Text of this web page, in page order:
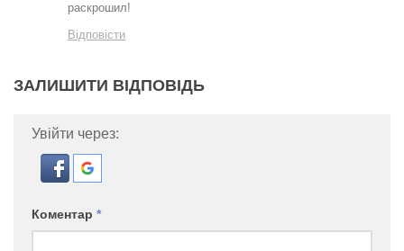
раскрошил!
Відповісти
ЗАЛИШИТИ ВІДПОВІДЬ
Увійти через:
Коментар *